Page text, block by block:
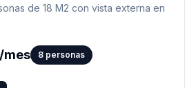
de 18 M2 con vista externa en
mes 8 personas